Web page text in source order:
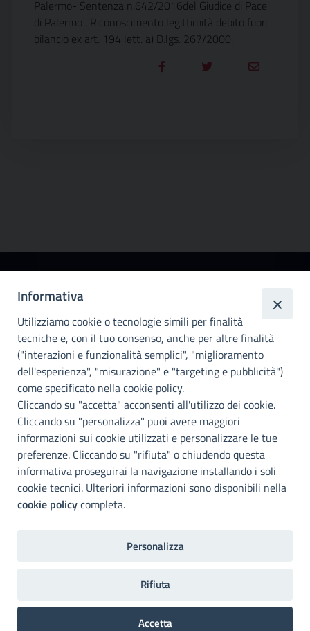
Palermo- Sentenza n.642/2016del Giudice di Pace
di Palermo . Riconoscimento legittimità debito fuori
bilancio ex art. 194 lett. a) D.lgs. 267/2000.
metropolitana di
Palermo
Info e contatti
Città Metropoliitana di Palermo
Via Maqueda, 100 - 90134 - Palermo
Cod. Fisc. 80021470820
PEC: cm.pa@cert.cittametropolitana.pa.it
I nostri canali social
Accessibilità
Città Metropolitana di Palermo si impegna a rendere il proprio sito
web accessibile, conformemente al D.lgs. 10 agosto 2018, n°106
Home Note legali Privacy
RPD
Informativa
Utilizziamo cookie o tecnologie simili per finalità
tecniche e, con il tuo consenso, anche per altre finalità
("interazioni e funzionalità semplici", "miglioramento
dell'esperienza", "misurazione" e "targeting e pubblicità")
come specificato nella cookie policy.
Cliccando su "accetta" acconsenti all'utilizzo dei cookie.
Cliccando su "personalizza" puoi avere maggiori
informazioni sui cookie utilizzati e personalizzare le tue
preferenze. Cliccando su "rifiuta" o chiudendo questa
informativa proseguirai la navigazione installando i soli
cookie tecnici. Ulteriori informazioni sono disponibili nella
cookie policycompleta.
Personalizza
Rifiuta
Accetta